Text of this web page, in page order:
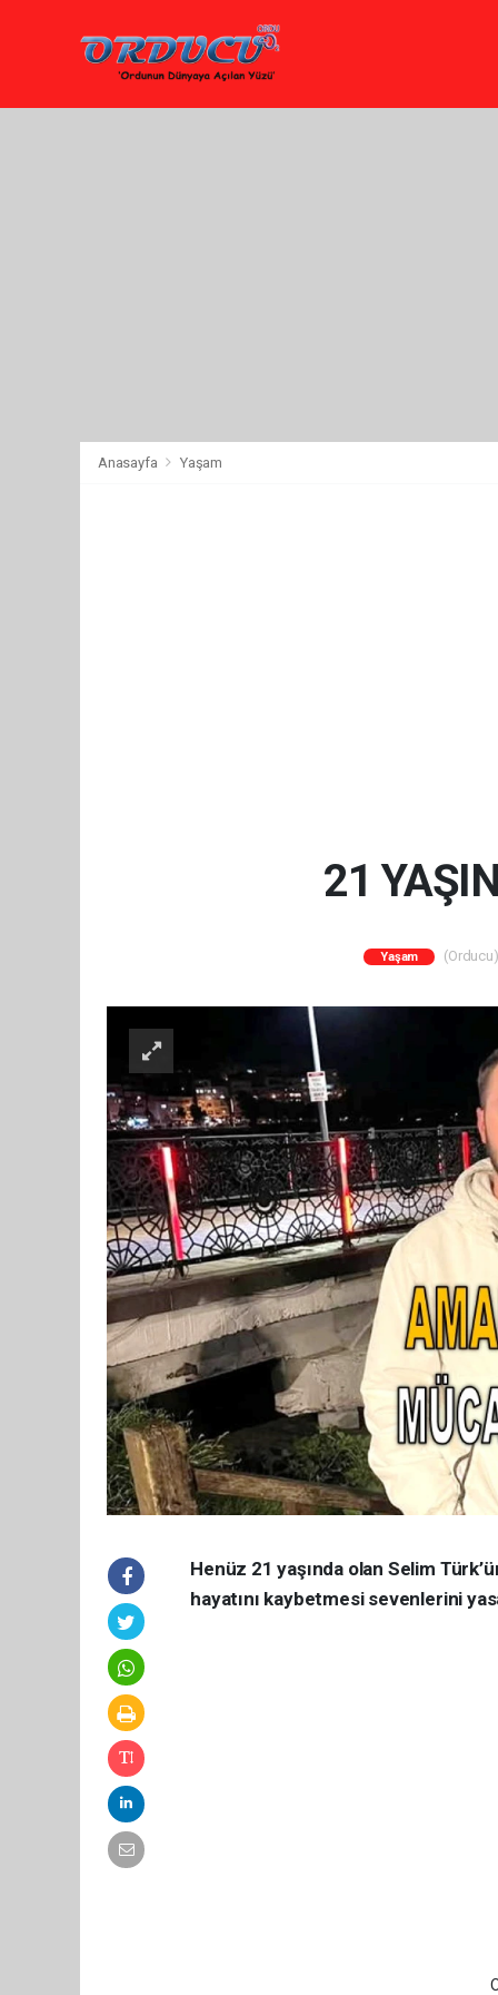
Anasayfa Yaşam
21
Yaşam
Henüz 21 yaşında olan Selim
hayatını kaybetmesi sevenlerini